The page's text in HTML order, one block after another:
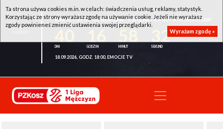
WKK ACTIVE HOTEL WROCŁAW - KSK QEMETICA NOTEĆ INOWROCŁAW
32
18.09.2026, GODZ. 18:00, EMOCJE TV
Ta strona używa cookies m.in. w celach: świadczenia usług, reklamy, statystyk.
Korzystając ze strony wyrażasz zgodę na używanie cookie. Jeżeli nie wyrażasz
zgody powinieneś zmienić ustawienia swojej przeglądarki.
Wyrażam zgodę »